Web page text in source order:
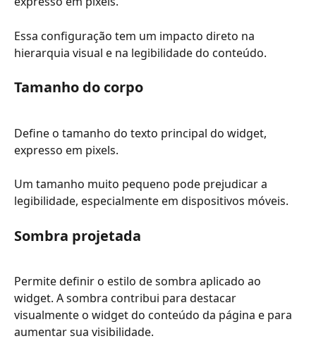
Essa configuração tem um impacto direto na
hierarquia visual e na legibilidade do conteúdo.
Tamanho do corpo
Define o tamanho do texto principal do widget,
expresso em pixels.
Um tamanho muito pequeno pode prejudicar a
legibilidade, especialmente em dispositivos móveis.
Sombra projetada
Permite definir o estilo de sombra aplicado ao
widget. A sombra contribui para destacar
visualmente o widget do conteúdo da página e para
aumentar sua visibilidade.